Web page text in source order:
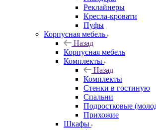
Реклайнеры
Кресла-кровати
Пуфы
Корпусная мебель
Назад
Корпусная мебель
Комплекты
Назад
Комплекты
Стенки в гостиную
Спальни
Подростковые
Прихожие
Шкафы